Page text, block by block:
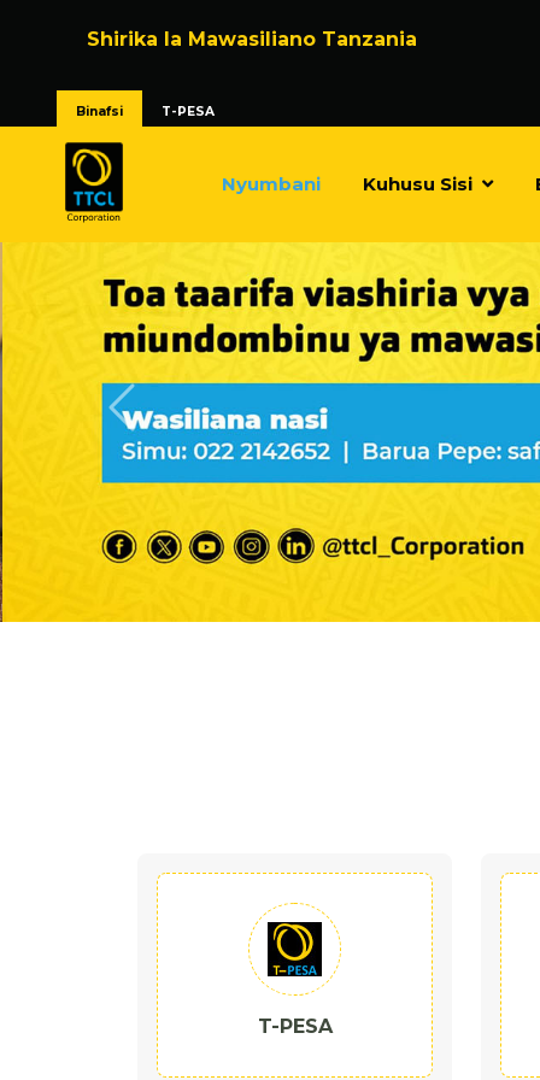
Shirika la Mawasiliano Tanzania
Binafsi T-PESA
Nyumbani Kuhusu Sisi
Previous
T-PESA